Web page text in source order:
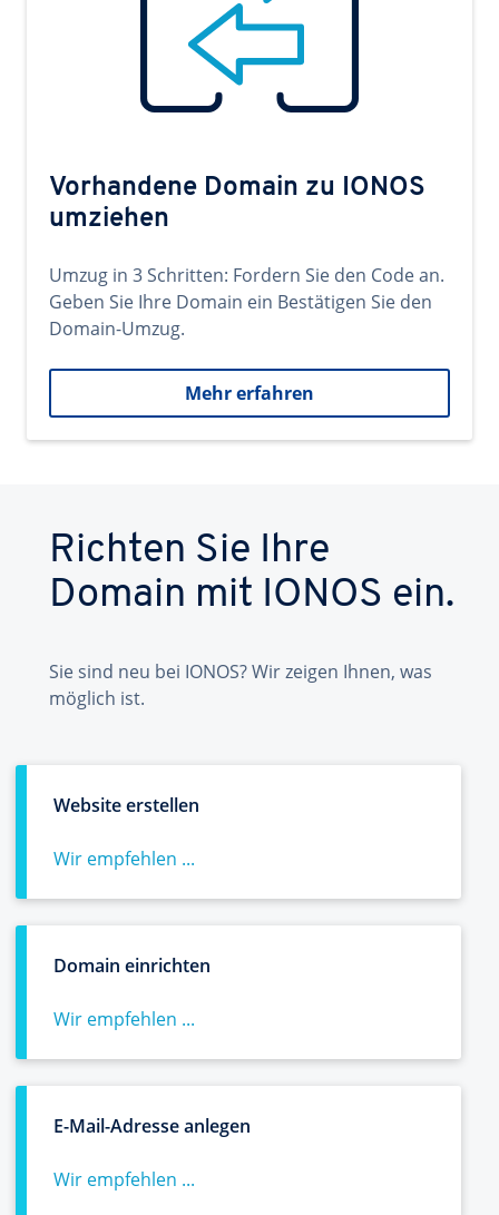
Vorhandene Domain zu IONOS
umziehen
Umzug in 3 Schritten: Fordern Sie den Code an.
Geben Sie Ihre Domain ein Bestätigen Sie den
Domain-Umzug.
Mehr erfahren
Richten Sie Ihre
Domain mit IONOS ein.
Sie sind neu bei IONOS? Wir zeigen Ihnen, was
möglich ist.
Website erstellen
Wir empfehlen ...
Domain einrichten
Wir empfehlen ...
E-Mail-Adresse anlegen
Wir empfehlen ...